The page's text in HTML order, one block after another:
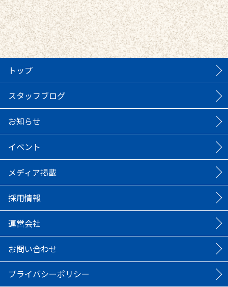
トップ
スタッフブログ
お知らせ
イベント
メディア掲載
採用情報
運営会社
お問い合わせ
プライバシーポリシー